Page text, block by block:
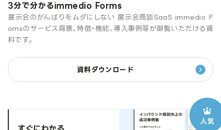
3分で分かるimmedio Forms
展示会のがんばりをムダにしない 展示会商談SaaS immedio F
omsのサービス背景、特徴・機能、導入事例等が御覧いただける資
料です。
資料ダウンロード